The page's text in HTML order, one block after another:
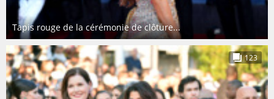
Tapis rouge de la cérémonie de clôture...
123